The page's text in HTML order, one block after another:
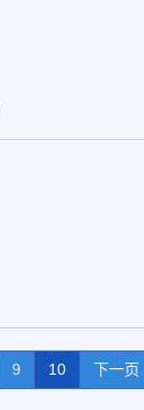
9 10 下一页